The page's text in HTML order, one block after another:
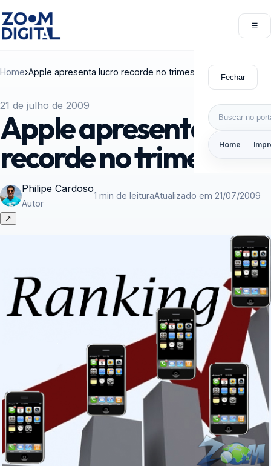
☰
Fechar
Buscar por:
Home
Home›Apple apresenta lucro recorde no trimestre
21 de julho de 2009
Apple apresenta lucro
recorde no trimestre
Philipe Cardoso
Autor
1 min de leituraAtualizado em 21/07/2009
↗